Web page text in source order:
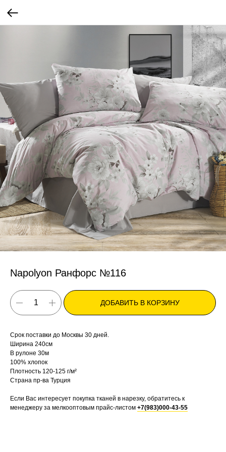
Napolyon Ранфорс №116
ДОБАВИТЬ В КОРЗИНУ
Срок поставки до Москвы 30 дней.
Ширина 240см
В рулоне 30м
100% хлопок
Плотность 120-125 г/м²
Страна пр-ва Турция
Если Вас интересует покупка тканей в нарезку, обратитесь к
менеджеру за мелкооптовым прайс-листом +7(983)000-43-55